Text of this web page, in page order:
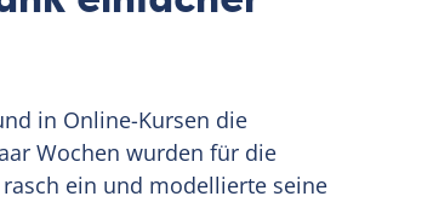
in Online-Kursen die
Wochen wurden für die
ein und modellierte seine